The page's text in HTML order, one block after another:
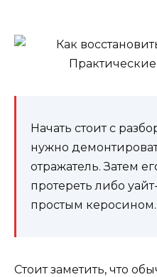
Начать стоит с
нужно
отражатель. Затем
протереть либо
простым керосином.
Стоит заметить, что